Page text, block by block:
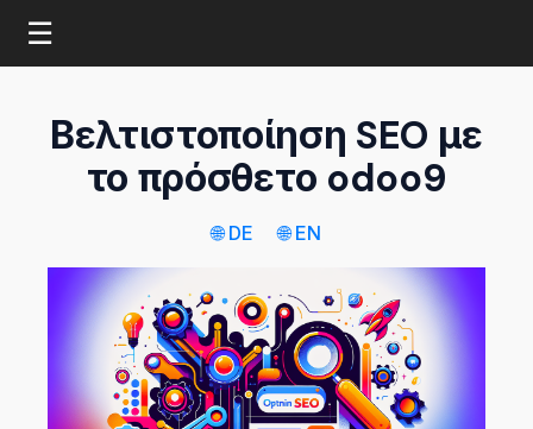
☰
Βελτιστοποίηση SEO με
το πρόσθετο odoo9
🌐 DE 🌐 EN